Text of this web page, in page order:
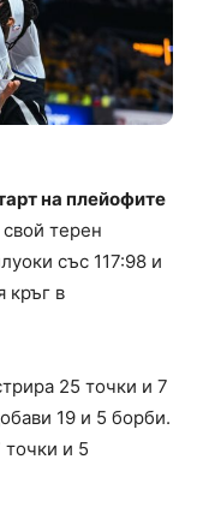
на плейофите
терен
със 117:98 и
кръг в
25 точки и 7
19 и 5 борби.
точки и 5